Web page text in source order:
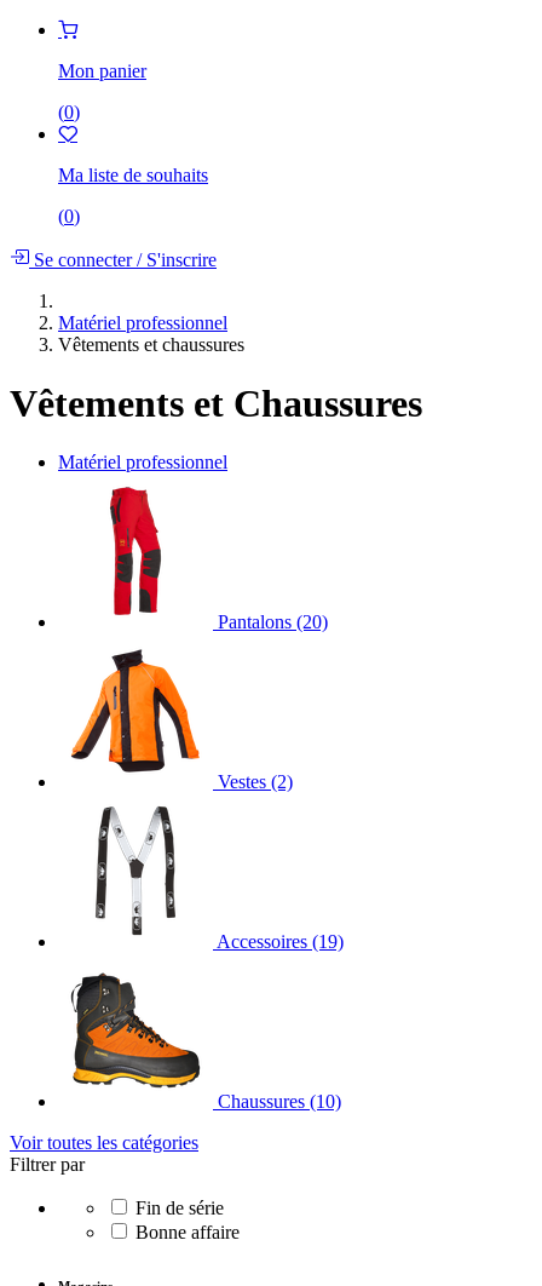
Mon panier
(0)
Ma liste de souhaits
(0)
Se connecter/S'inscrire
Matériel professionnel
Vêtements et chaussures
Vêtements et Chaussures
Matériel professionnel
Pantalons (20)
Vestes (2)
Accessoires (19)
Chaussures (10)
Voir toutes les catégories
Filtrer par
Fin de série
Bonne affaire